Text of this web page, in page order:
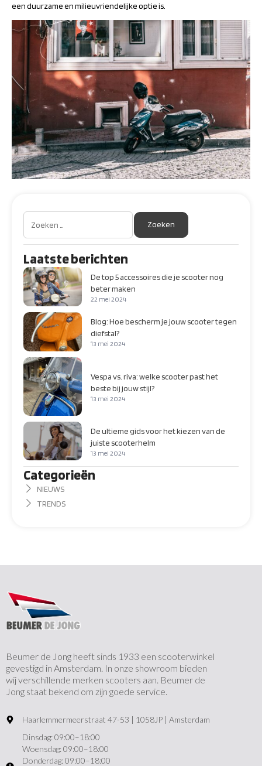
Laatste berichten
De top 5 accessoires die je scooter nog
beter maken
22 mei 2024
Blog: Hoe bescherm je jouw scooter tegen
diefstal?
13 mei 2024
Vespa vs. riva: welke scooter past het
beste bij jouw stijl?
13 mei 2024
De ultieme gids voor het kiezen van de
juiste scooterhelm
13 mei 2024
Categorieën
NIEUWS
TRENDS
een duurzame en milieuvriendelijke optie is.
Beumer de Jong heeft sinds 1933 een scooterwinkel
gevestigd in Amsterdam. In onze showroom bieden
wij verschillende merken scooters aan. Beumer de
Jong staat bekend om zijn goede service.
Haarlemmermeerstraat 47-53 | 1058JP | Amsterdam
Dinsdag: 09:00–18:00
Woensdag: 09:00–18:00
Donderdag: 09:00–18:00